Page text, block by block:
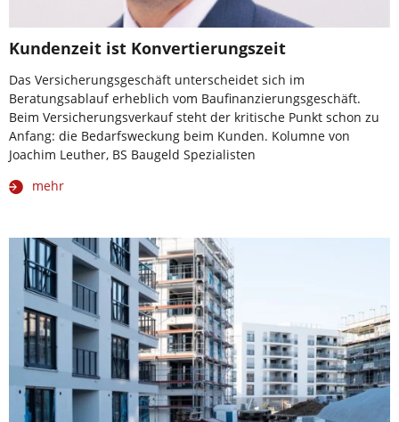
Kundenzeit ist Konvertierungszeit
Das Versicherungsgeschäft unterscheidet sich im
Beratungsablauf erheblich vom Baufinanzierungsgeschäft.
Beim Versicherungsverkauf steht der kritische Punkt schon zu
Anfang: die Bedarfsweckung beim Kunden. Kolumne von
Joachim Leuther, BS Baugeld Spezialisten
mehr